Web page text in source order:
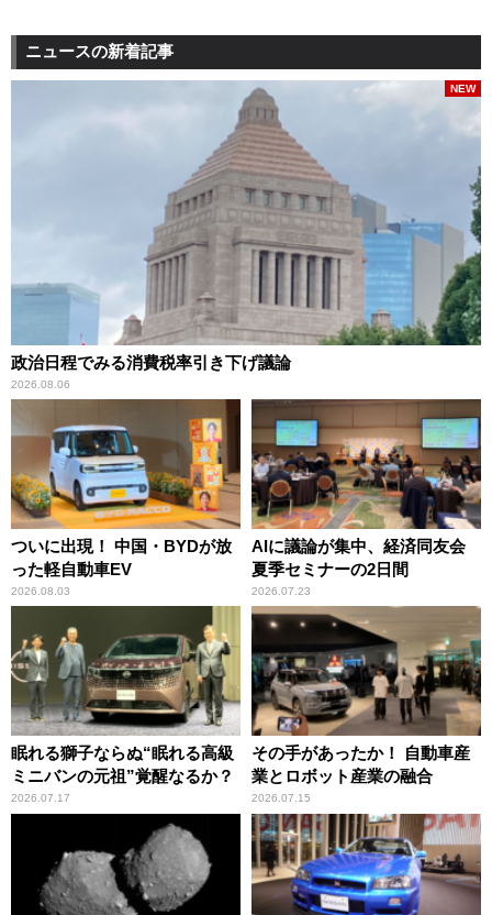
ニュースの新着記事
政治日程でみる消費税率引き下げ議論
2026.08.06
NEW
ついに出現！ 中国・BYDが放
った軽自動車EV
2026.08.03
AIに議論が集中、経済同友会
夏季セミナーの2日間
2026.07.23
眠れる獅子ならぬ“眠れる高級
ミニバンの元祖”覚醒なるか？
2026.07.17
その手があったか！ 自動車産
業とロボット産業の融合
2026.07.15